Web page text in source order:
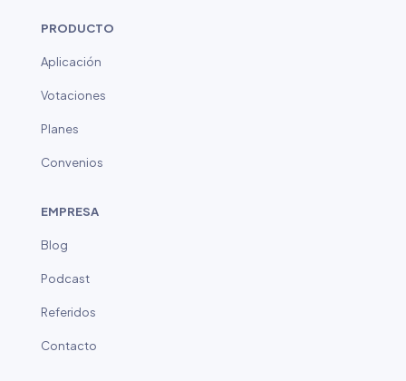
PRODUCTO
Aplicación
Votaciones
Planes
Convenios
EMPRESA
Blog
Podcast
Referidos
Contacto